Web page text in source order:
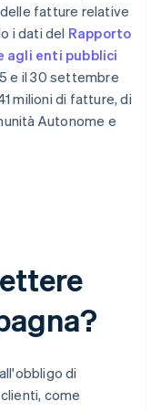
fatture relative
i dati del Rapporto
enti pubblici
e il 30 settembre
milioni di fatture, di
Autonome e
di
come